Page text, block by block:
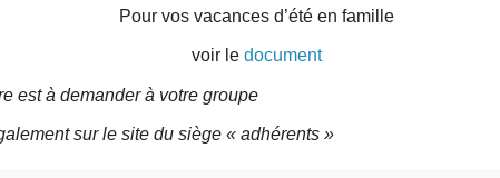
Pour vos vacances d’été en famille
voir le document
est à demander à votre groupe
sur le site du siège « adhérents »